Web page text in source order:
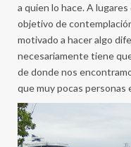
a quien lo hace. A
objetivo de
motivado a hacer algo
necesariamente tiene
de donde nos
que muy pocas personas